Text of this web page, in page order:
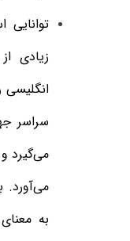
توانایی
زیادی
انگلیسی
سراسر
می‌گیرد
می‌آورد.
به